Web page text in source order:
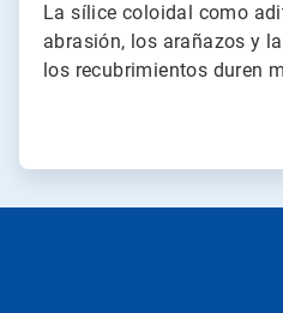
La sílice coloidal como
abrasión, los arañazos y
los recubrimientos duren